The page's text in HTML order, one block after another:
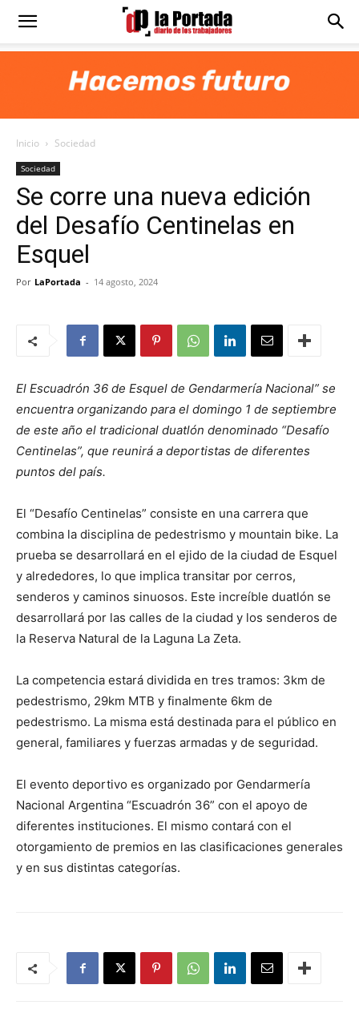
Diario
Portada
Inicio Sociedad
Sociedad
Se corre una nueva edición
del Desafío Centinelas en
Esquel
Por LaPortada - 14 agosto, 2024
El Escuadrón 36 de Esquel de Gendarmería Nacional” se
encuentra organizando para el domingo 1 de septiembre
de este año el tradicional duatlón denominado “Desafío
Centinelas”, que reunirá a deportistas de diferentes
puntos del país.
El “Desafío Centinelas” consiste en una carrera que
combina la disciplina de pedestrismo y mountain bike. La
prueba se desarrollará en el ejido de la ciudad de Esquel
y alrededores, lo que implica transitar por cerros,
senderos y caminos sinuosos. Este increíble duatlón se
desarrollará por las calles de la ciudad y los senderos de
la Reserva Natural de la Laguna La Zeta.
La competencia estará dividida en tres tramos: 3km de
pedestrismo, 29km MTB y finalmente 6km de
pedestrismo. La misma está destinada para el público en
general, familiares y fuerzas armadas y de seguridad.
El evento deportivo es organizado por Gendarmería
Nacional Argentina “Escuadrón 36” con el apoyo de
diferentes instituciones. El mismo contará con el
otorgamiento de premios en las clasificaciones generales
y en sus distintas categorías.